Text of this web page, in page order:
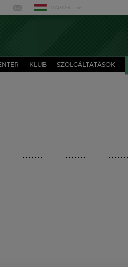
MAGYAR
KLUB SZOLGÁLTATÁSOK